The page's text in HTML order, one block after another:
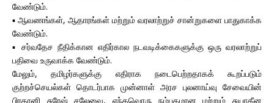
வேண்டும்.
▪ ஆவணங்கள், ஆதாரங்கள் மற்றும் வரலாற்றுச் சான்றுகளை பாதுகாக்க
வேண்டும்.
▪ சர்வதேச நீதிக்கான எதிர்கால நடவடிக்கைகளுக்கு ஒரு வரலாற்றுப்
பதிவை உருவாக்க வேண்டும்.
மேலும், தமிழர்களுக்கு எதிராக நடைபெற்றதாகக் கூறப்படும்
குற்றச்செயல்கள் தொடர்பாக முன்னாள் அரச புலனாய்வு சேவையின்
பிரதானி சுரேஷ் சலேவை, எந்தவொரு நம்பகமான மற்றும் சுயாதீன